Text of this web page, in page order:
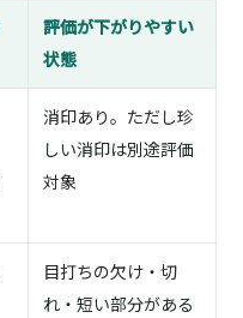
評価が下がりやすい
状態
消印あり。ただし珍
しい消印は別途評価
対象
目打ちの欠け・切
れ・短い部分がある